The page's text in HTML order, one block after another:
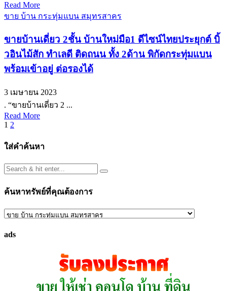
Read More
ขาย บ้าน กระทุ่มแบน สมุทรสาคร
ขายบ้านเดี่ยว 2ชั้น บ้านใหม่มือ1 ดีไซน์ไทยประยุกต์ บิ้
วอินไม้สัก ทำเลดี ติดถนน ทั้ง 2ด้าน พิกัดกระทุ่มแบน
พร้อมเข้าอยู่ ต่อรองได้
3 เมษายน 2023
. “ขายบ้านเดี่ยว 2 ...
Read More
Posts
pagination
1 2
ใส่คำค้นหา
ค้นหาทรัพย์ที่คุณต้องการ
ค้นหา
ที่
ads